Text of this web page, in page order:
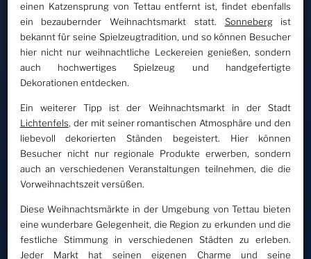
einen Katzensprung von Tettau entfernt ist, findet ebenfalls
ein bezaubernder Weihnachtsmarkt statt. Sonnebergist
bekannt für seine Spielzeugtradition, und so können Besucher
hier nicht nur weihnachtliche Leckereien genießen, sondern
auch hochwertiges Spielzeug und handgefertigte
Dekorationen entdecken.
Ein weiterer Tipp ist der Weihnachtsmarkt in der Stadt
Lichtenfels, der mit seiner romantischen Atmosphäre und den
liebevoll dekorierten Ständen begeistert. Hier können
Besucher nicht nur regionale Produkte erwerben, sondern
auch an verschiedenen Veranstaltungen teilnehmen, die die
Vorweihnachtszeit versüßen.
Diese Weihnachtsmärkte in der Umgebung von Tettau bieten
eine wunderbare Gelegenheit, die Region zu erkunden und die
festliche Stimmung in verschiedenen Städten zu erleben.
Jeder Markt hat seinen eigenen Charme und seine